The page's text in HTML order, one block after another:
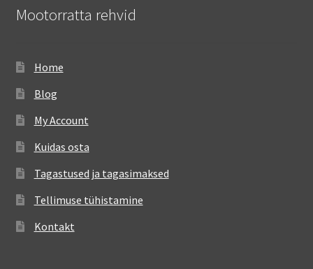
Mootorratta rehvid
Home
Blog
My Account
Kuidas osta
Tagastused ja tagasimaksed
Tellimuse tühistamine
Kontakt